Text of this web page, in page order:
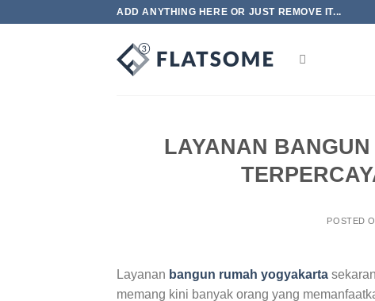
ADD ANYTHING HERE OR JUST REMOVE IT...
LAYANAN
POSTED
Layanan bangun rumah yogyakarta
memang kini banyak orang yang